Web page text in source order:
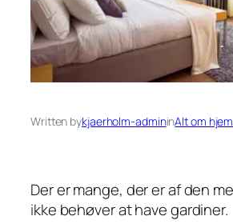
Written bykjaerholm-admininAlt om
Der er mange, der er af den
ikke behøver at have gardiner.